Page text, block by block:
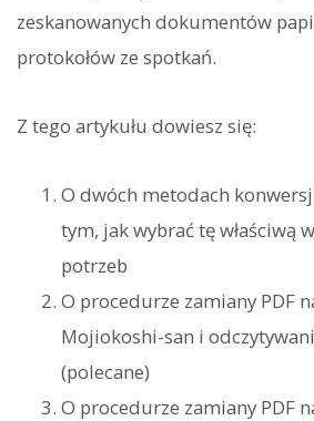
zeskanowanych dokumentów
protokołów ze spotkań.
Z tego artykułu dowiesz się:
O dwóch metodach
tym, jak wybrać tę właściwą
potrzeb
O procedurze zamiany PDF
Mojiokoshi-san i
(polecane)
O procedurze zamiany PDF